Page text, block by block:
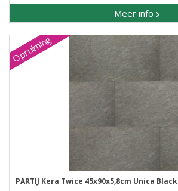
Meer info
Opruiming
PARTIJ Kera Twice 45x90x5,8cm Unica Black